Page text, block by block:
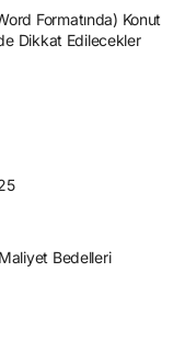
Formatında) Konut
Dikkat Edilecekler
Bedelleri